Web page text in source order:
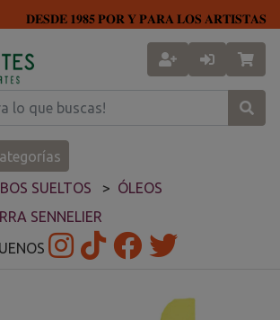
𝐃𝐄𝐒𝐃𝐄 𝟏𝟗𝟖𝟓 𝐏𝐎𝐑 𝐘 𝐏𝐀𝐑𝐀 𝐋𝐎𝐒 𝐀𝐑𝐓𝐈𝐒𝐓𝐀𝐒
SUELTOS
ÓLEOS
SENNELIER